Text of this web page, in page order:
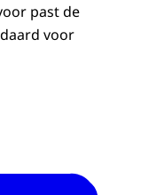
past de
voor